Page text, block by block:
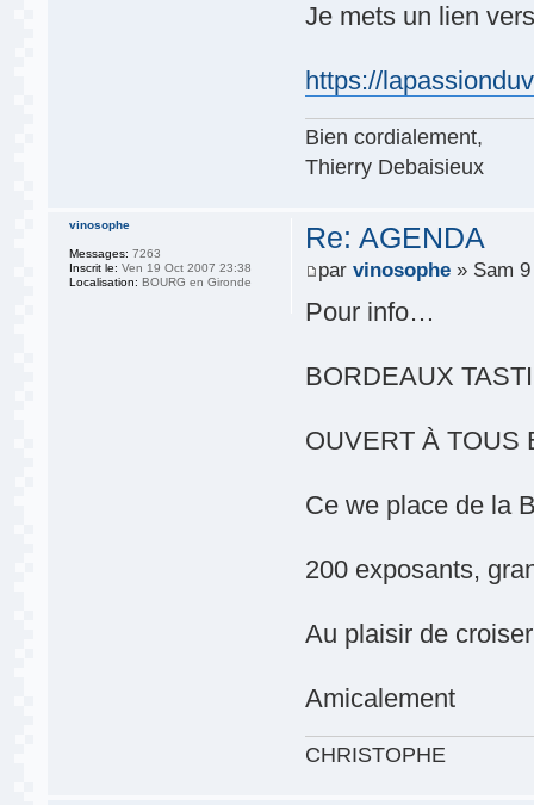
Je mets un lien
https://
Bien cordialement,
Thierry Debaisieux
Re: AGENDA
parvinosophe » Sam
Pour info…
BORDEAUX
OUVERT À TOUS
Ce we place de la
200 exposants,
Au plaisir de
Amicalement
CHRISTOPHE
vinosophe
Messages: 7263
Inscrit le: Ven 19 Oct 2007 23:38
Localisation: BOURG en Gironde